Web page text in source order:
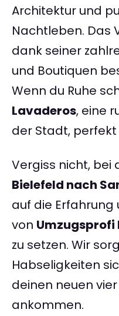
Architektur und
Nachtleben. Das
dank seiner
und Boutiquen
Wenn du Ruhe
Lavaderos, eine
der Stadt, perfekt
Vergiss nicht, bei
Bielefeld nach
auf die
von Umzugsprofi
zu setzen. Wir
Habseligkeiten
deinen neuen
ankommen.